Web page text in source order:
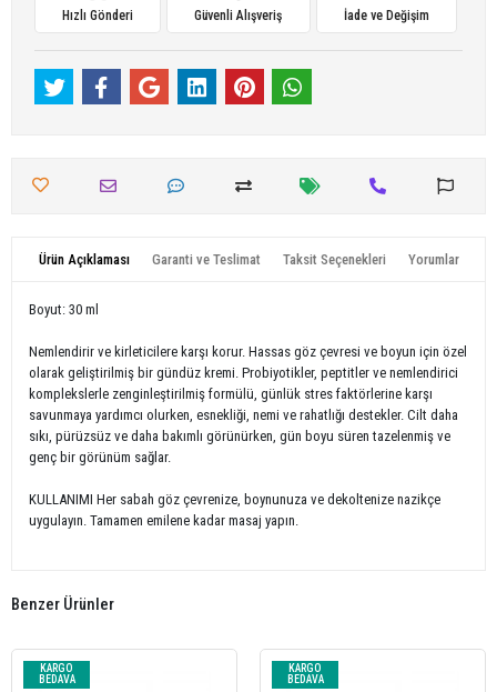
Hızlı Gönderi Güvenli Alışveriş İade ve Değişim
Ürün Açıklaması Garanti ve Teslimat Taksit Seçenekleri Yorumlar
Boyut: 30 ml
Nemlendirir ve kirleticilere karşı korur. Hassas göz çevresi ve boyun için özel
olarak geliştirilmiş bir gündüz kremi. Probiyotikler, peptitler ve nemlendirici
komplekslerle zenginleştirilmiş formülü, günlük stres faktörlerine karşı
savunmaya yardımcı olurken, esnekliği, nemi ve rahatlığı destekler. Cilt daha
sıkı, pürüzsüz ve daha bakımlı görünürken, gün boyu süren tazelenmiş ve
genç bir görünüm sağlar.
KULLANIMI Her sabah göz çevrenize, boynunuza ve dekoltenize nazikçe
uygulayın. Tamamen emilene kadar masaj yapın.
Benzer Ürünler
KARGO
BEDAVA
KARGO
BEDAVA